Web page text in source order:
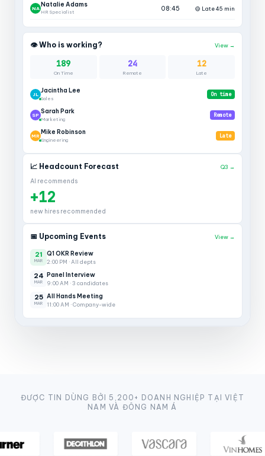
NA Natalie Adams
HR Specialist 08:45 🟡 Late 45 min
👁 Who is working? View →
189
On Time
24
Remote
12
Late
JL Jacintha Lee
Sales
On time
SP Sarah Park
Marketing
Remote
MR Mike Robinson
Engineering
Late
📈 Headcount Forecast Q3 →
AI recommends
+12
new hires recommended
📅 Upcoming Events View →
21
MAR
Q1 OKR Review
2:00 PM · All depts
24
MAR
Panel Interview
9:00 AM · 3 candidates
25
MAR
All Hands Meeting
11:00 AM · Company-wide
ĐƯỢC TIN DÙNG BỞI 5,200+ DOANH NGHIỆP TẠI VIỆT
NAM VÀ ĐÔNG NAM Á